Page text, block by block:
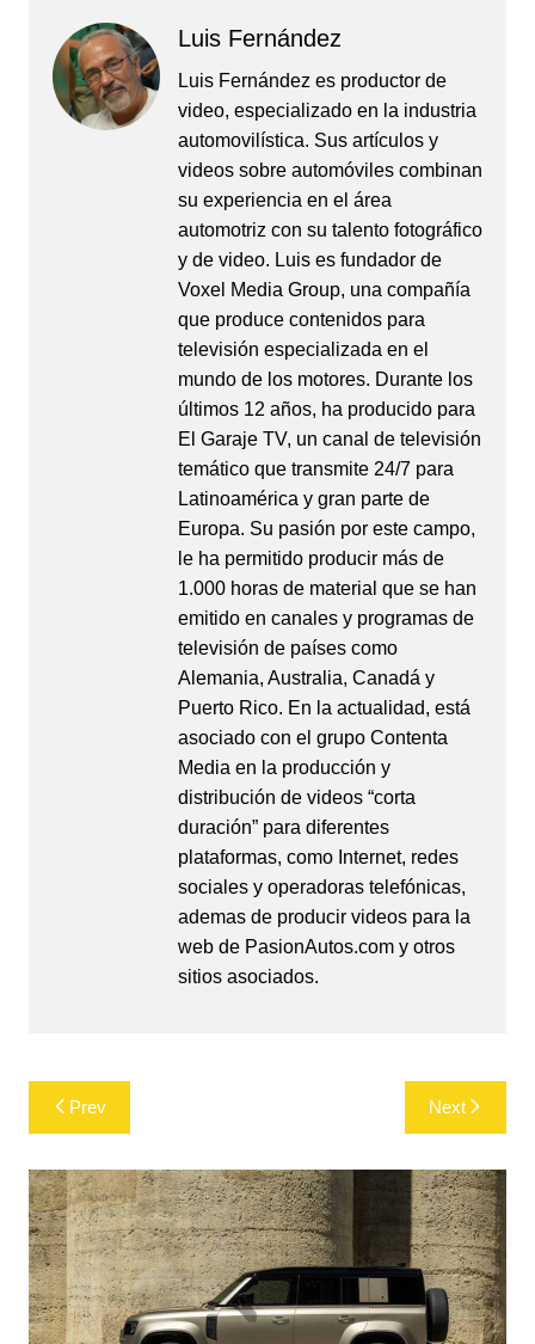
Luis Fernández
Luis Fernández es productor de
video, especializado en la industria
automovilística. Sus artículos y
videos sobre automóviles combinan
su experiencia en el área
automotriz con su talento fotográfico
y de video. Luis es fundador de
Voxel Media Group, una compañía
que produce contenidos para
televisión especializada en el
mundo de los motores. Durante los
últimos 12 años, ha producido para
El Garaje TV, un canal de televisión
temático que transmite 24/7 para
Latinoamérica y gran parte de
Europa. Su pasión por este campo,
le ha permitido producir más de
1.000 horas de material que se han
emitido en canales y programas de
televisión de países como
Alemania, Australia, Canadá y
Puerto Rico. En la actualidad, está
asociado con el grupo Contenta
Media en la producción y
distribución de videos “corta
duración” para diferentes
plataformas, como Internet, redes
sociales y operadoras telefónicas,
ademas de producir videos para la
web de PasionAutos.com y otros
sitios asociados.
Post
navigation
Prev Next